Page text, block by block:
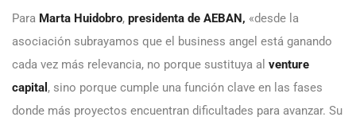
Para Marta Huidobro, presidenta de AEBAN, «desde la
asociación subrayamos que el business angel está ganando
cada vez más relevancia, no porque sustituya al venture
capital , sino porque cumple una función clave en las fases
donde más proyectos encuentran dificultades para avanzar. Su